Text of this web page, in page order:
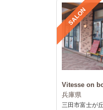
Vitesse on
SALON
兵庫県
三田市富士が